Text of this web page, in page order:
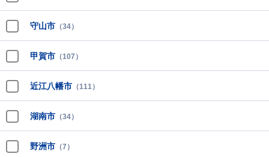
守山市 （34）
甲賀市 （107）
近江八幡市 （111）
湖南市 （34）
野洲市 （7）